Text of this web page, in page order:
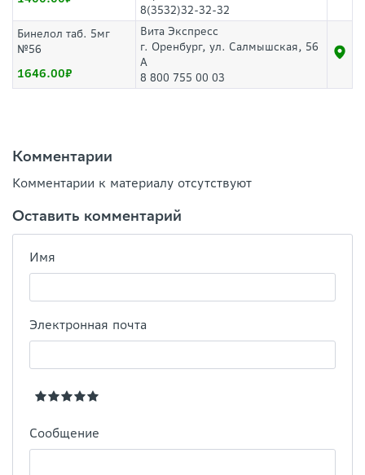
8(3532)32-32-32
Бинелол таб. 5мг
№56
1646.00
Вита Экспресс
г. Оренбург, ул. Салмышская, 56
А
8 800 755 00 03
Комментарии
Комментарии к материалу отсутствуют
Оставить комментарий
Имя
Электронная почта
Сообщение